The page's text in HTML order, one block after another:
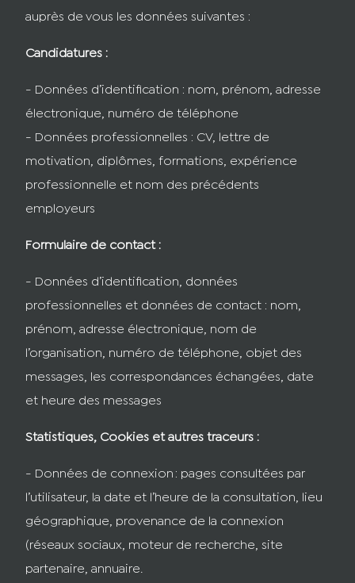
auprès de vous les données suivantes :
Candidatures :
- Données d’identification : nom, prénom, adresse
électronique, numéro de téléphone
- Données professionnelles : CV, lettre de
motivation, diplômes, formations, expérience
professionnelle et nom des précédents
employeurs
Formulaire de contact :
- Données d’identification, données
professionnelles et données de contact : nom,
prénom, adresse électronique, nom de
l’organisation, numéro de téléphone, objet des
messages, les correspondances échangées, date
et heure des messages
Statistiques, Cookies et autres traceurs :
- Données de connexion : pages consultées par
l’utilisateur, la date et l’heure de la consultation, lieu
géographique, provenance de la connexion
(réseaux sociaux, moteur de recherche, site
partenaire, annuaire.